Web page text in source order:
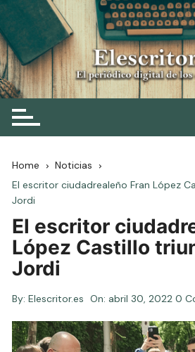
Skip
to
content
Elescritor.es
El periódico digital de los escritores
Home
Noticias
El escritor ciudadrealeño Fran López
Jordi
El escritor
López Castillo
Jordi
By: Elescritor.es On: abril 30, 2022 0